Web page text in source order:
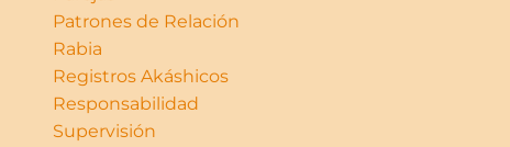
Patrones de Relación
Rabia
Registros Akáshicos
Responsabilidad
Supervisión